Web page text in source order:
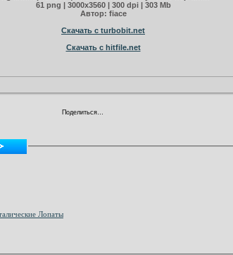
61 png | 3000х3560 | 300 dpi | 303 Mb
Автор: fiace
Скачать с turbobit.net
Скачать с hitfile.net
Поделиться…
Лопаты